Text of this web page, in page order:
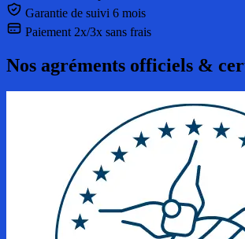
Garantie de suivi 6 mois
Paiement 2x/3x sans frais
Nos agréments officiels &